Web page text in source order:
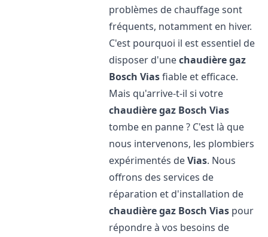
problèmes de chauffage sont
fréquents, notamment en hiver.
C'est pourquoi il est essentiel de
disposer d'unechaudière gaz
Bosch Viasfiable et efficace.
Mais qu'arrive-t-il si votre
chaudière gaz Bosch Vias
tombe en panne ? C'est là que
nous intervenons, les plombiers
expérimentés deVias. Nous
offrons des services de
réparation et d'installation de
chaudière gaz Bosch Vias pour
répondre à vos besoins de